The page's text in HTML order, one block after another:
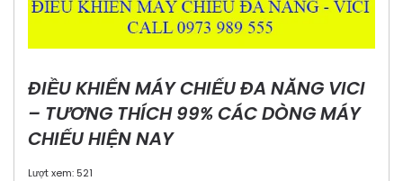
ĐIỀU KHIỂN MÁY CHIẾU ĐA NĂNG VICI
– TƯƠNG THÍCH 99% CÁC DÒNG MÁY
CHIẾU HIỆN NAY
Lượt xem: 521